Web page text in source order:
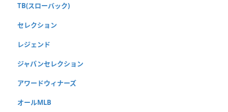
TB(スローバック)
セレクション
レジェンド
ジャパンセレクション
アワードウィナーズ
オールMLB